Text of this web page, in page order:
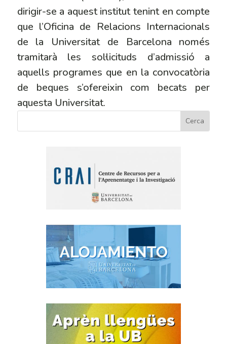
dirigir-se a aquest institut tenint en compte
que l’Oficina de Relacions Internacionals
de la Universitat de Barcelona només
tramitarà les sol·licituds d’admissió a
aquells programes que en la convocatòria
de beques s’ofereixin com becats per
aquesta Universitat.